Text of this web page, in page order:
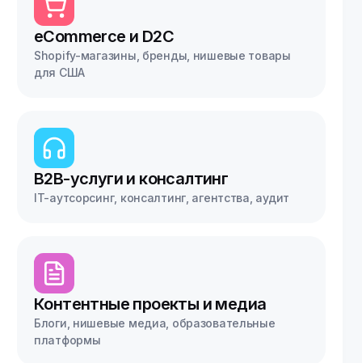
eCommerce и D2C
Shopify-магазины, бренды, нишевые товары
для США
B2B-услуги и консалтинг
IT-аутсорсинг, консалтинг, агентства, аудит
Контентные проекты и медиа
Блоги, нишевые медиа, образовательные
платформы